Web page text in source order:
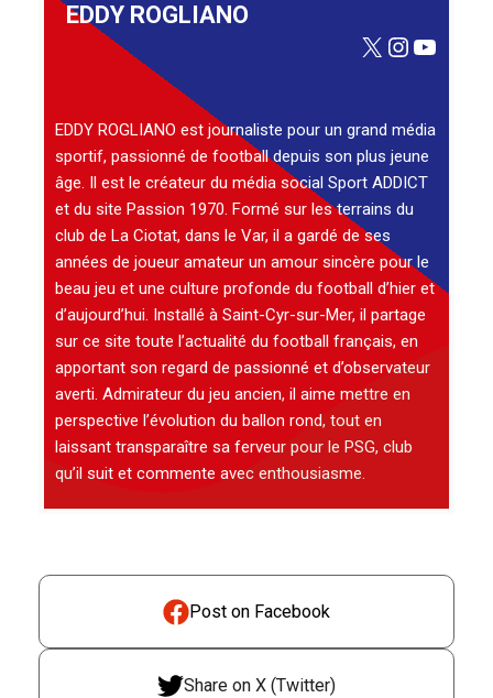
EDDY ROGLIANO
X
EDDY ROGLIANO est journaliste pour un grand média
sportif, passionné de football depuis son plus jeune
âge. Il est le créateur du média social Sport ADDICT
et du site Passion 1970. Formé sur les terrains du
club de La Ciotat, dans le Var, il a gardé de ses
années de joueur amateur un amour sincère pour le
beau jeu et une culture profonde du football d’hier et
d’aujourd’hui. Installé à Saint-Cyr-sur-Mer, il partage
sur ce site toute l’actualité du football français, en
apportant son regard de passionné et d’observateur
averti. Admirateur du jeu ancien, il aime mettre en
perspective l’évolution du ballon rond, tout en
laissant transparaître sa ferveur pour le PSG, club
qu’il suit et commente avec enthousiasme.
Post on Facebook
Share on X (Twitter)